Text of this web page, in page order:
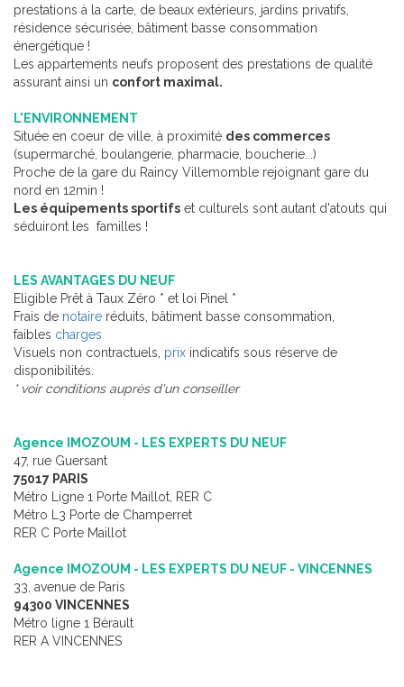
prestations à la carte, de beaux extérieurs, jardins privatifs,
résidence sécurisée, bâtiment basse consommation
énergétique !
Les appartements neufs proposent des prestations de qualité
assurant ainsi un confort maximal.
L'ENVIRONNEMENT
Située en coeur de ville, à proximité des commerces
(supermarché, boulangerie, pharmacie, boucherie...)
Proche de la gare du Raincy Villemomble rejoignant gare du
nord en 12min !
Les équipements sportifs et culturels sont autant d'atouts qui
séduiront les familles !
LES AVANTAGES DU NEUF
Eligible Prêt à Taux Zéro * et loi Pinel *
Frais de notaire réduits, bâtiment basse consommation,
faibles charges
Visuels non contractuels, prix indicatifs sous réserve de
disponibilités.
* voir conditions auprès d'un conseiller
Agence IMOZOUM - LES EXPERTS DU NEUF
47, rue Guersant
75017 PARIS
Métro Ligne 1 Porte Maillot, RER C
Métro L3 Porte de Champerret
RER C Porte Maillot
Agence IMOZOUM - LES EXPERTS DU NEUF - VINCENNES
33, avenue de Paris
94300 VINCENNES
Métro ligne 1 Bérault
RER A VINCENNES